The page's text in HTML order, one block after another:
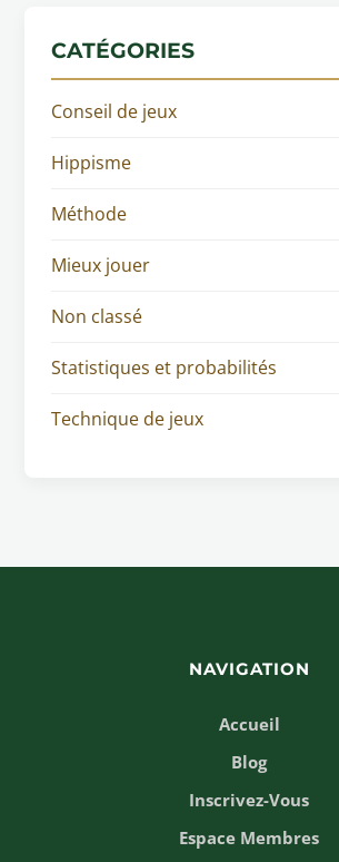
CATÉGORIES
Conseil de jeux
Hippisme
Méthode
Mieux jouer
Non classé
Statistiques et probabilités
Technique de jeux
NAVIGATION
Accueil
Blog
Inscrivez-Vous
Espace Membres